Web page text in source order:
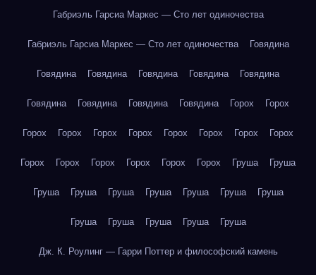
Габриэль Гарсиа Маркес — Сто лет одиночества
Габриэль Гарсиа Маркес — Сто лет одиночества Говядина
Говядина Говядина Говядина Говядина Говядина
Говядина Говядина Говядина Говядина Горох Горох
Горох Горох Горох Горох Горох Горох Горох Горох
Горох Горох Горох Горох Горох Горох Груша Груша
Груша Груша Груша Груша Груша Груша Груша
Груша Груша Груша Груша Груша
Дж. К. Роулинг — Гарри Поттер и философский камень